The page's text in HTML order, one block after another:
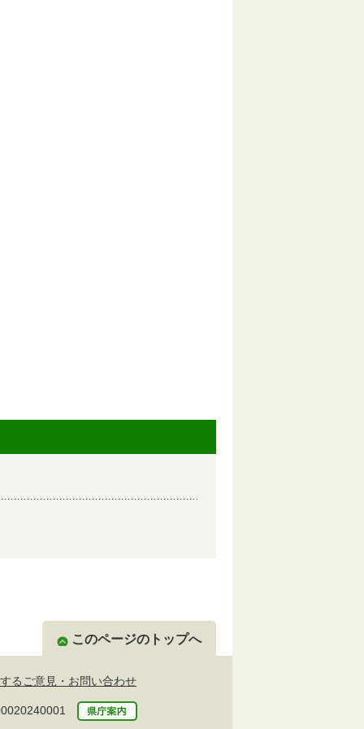
このページのトップへ
るご意見・お問い合わせ